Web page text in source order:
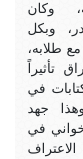
وكان
وبكل
طلابه،
تأثيراً
في
جهد
في